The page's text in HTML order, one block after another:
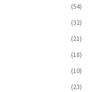
(54)
(32)
(21)
(18)
(10)
(23)